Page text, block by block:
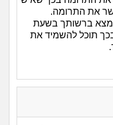
את התרומה.
ברשותך בשעת
תוכל להשמיד את